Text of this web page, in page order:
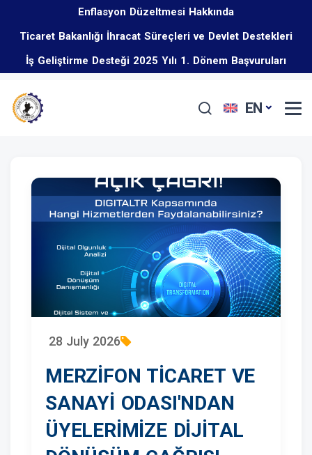
Enflasyon Düzeltmesi Hakkında
Ticaret Bakanlığı İhracat Süreçleri ve Devlet Destekleri
Eğitim Programı Hakkında
İş Geliştirme Desteği 2025 Yılı 1. Dönem Başvuruları
EN
28 July 2026
MERZİFON TİCARET VE
SANAYİ ODASI'NDAN
ÜYELERİMİZE DİJİTAL